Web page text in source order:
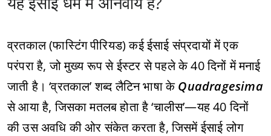
व्रतकाल (फास्टिंग पीरियड) कई ईसाई संप्रदायों में एक
परंपरा है, जो मुख्य रूप से ईस्टर से पहले के 40 दिनों में मनाई
जाती है। ‘व्रतकाल’ शब्द लैटिन भाषा केQuadragesima
से आया है, जिसका मतलब होता है ‘चालीस’—यह 40 दिनों
की उस अवधि की ओर संकेत करता है, जिसमें ईसाई लोग